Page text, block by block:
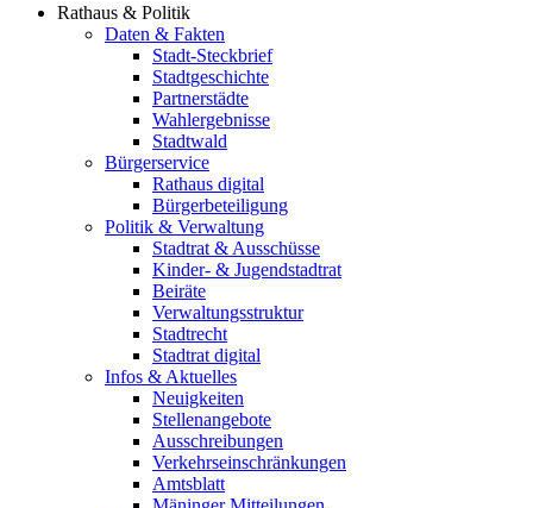
Rathaus & Politik
Daten & Fakten
Stadt-Steckbrief
Stadtgeschichte
Partnerstädte
Wahlergebnisse
Stadtwald
Bürgerservice
Rathaus digital
Bürgerbeteiligung
Politik & Verwaltung
Stadtrat & Ausschüsse
Kinder- & Jugendstadtrat
Beiräte
Verwaltungsstruktur
Stadtrecht
Stadtrat digital
Infos & Aktuelles
Neuigkeiten
Stellenangebote
Ausschreibungen
Verkehrs­einschränkungen
Amtsblatt